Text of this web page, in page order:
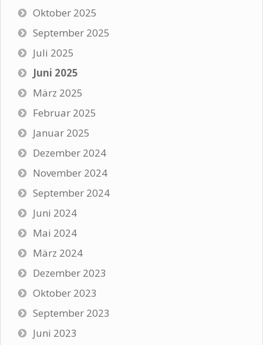
Oktober 2025
September 2025
Juli 2025
Juni 2025
März 2025
Februar 2025
Januar 2025
Dezember 2024
November 2024
September 2024
Juni 2024
Mai 2024
März 2024
Dezember 2023
Oktober 2023
September 2023
Juni 2023